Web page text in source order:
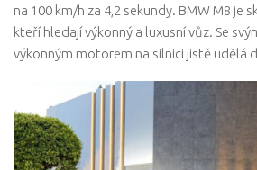
na 100 km/h za 4,2 sekundy. BMW M8 je
kteří hledají výkonný a luxusní vůz. Se
výkonným motorem na silnici jistě udělá